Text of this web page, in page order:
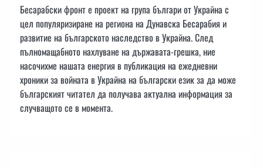
Бесарабски фронт е проект на група българи от Украйна с
цел популяризиране на региона на Дунавска Бесарабия и
развитие на българското наследство в Украйна. След
пълномащабното нахлуване на държавата-грешка, ние
насочихме нашата енергия в публикация на ежедневни
хроники за войната в Украйна на български език за да може
българският читател да получава актуална информация за
случващото се в момента.